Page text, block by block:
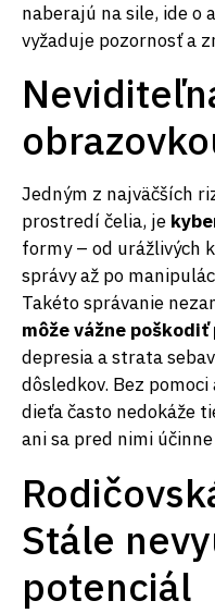
naberajú na sile, ide o
vyžaduje pozornosť a
Jedným z najväčších
prostredí čelia, je
formy – od urážlivých
správy až po
Takéto správanie
môže vážne
depresia a strata
dôsledkov. Bez pomoci
dieťa často nedokáže
ani sa pred nimi
Stále
potenciál